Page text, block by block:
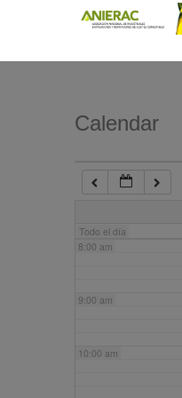
Calendar
Todo el día
7:00 am
8:00 am
9:00 am
10:00 am